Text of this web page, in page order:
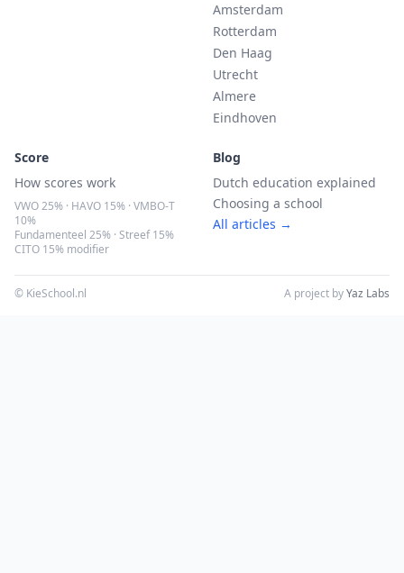
Amsterdam
Rotterdam
Den Haag
Utrecht
Almere
Eindhoven
Score
How scores work
VWO 25% · HAVO 15% · VMBO-T
10%
Fundamenteel 25% · Streef 15%
CITO 15% modifier
Blog
Dutch education explained
Choosing a school
All articles →
© KieSchool.nl A project byYaz Labs